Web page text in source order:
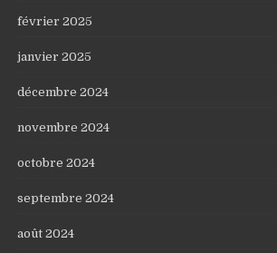
février 2025
janvier 2025
décembre 2024
novembre 2024
octobre 2024
septembre 2024
août 2024